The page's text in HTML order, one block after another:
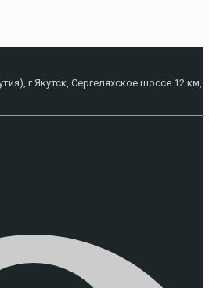
г.Якутск, Сергеляхское шоссе 12 км,